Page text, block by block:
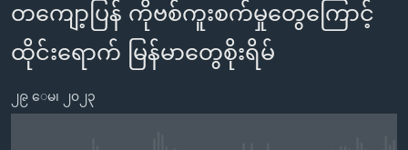
များ
ပင်မ
သို့
နိုင်ငံတကာ
အမေရိကန်
အစ္စရေး-ပါလက်စတိုင်း
ဗွီဒီယို
သတင်းလွတ်လပ်ခွင့်
ရပ်ဝန်းတခု လမ်းတခု အလွန်
အင်္ဂလိပ်စာလေ့လာမယ်
တကျော့ပြန် ကိုဗစ်ကူးစက်မှုတွေကြောင့်
ထိုင်းရောက် မြန်မာတွေစိုးရိမ်
၂၉ ေမ၊ ၂၀၂၃